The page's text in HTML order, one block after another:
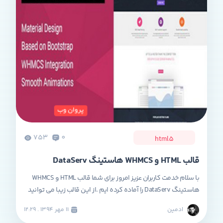
html5
0
753
قالب HTML و WHMCS هاستینگ DataServ
با سلام خدمت کاربران عزیز امروز برای شما قالب HTML و WHMCS
هاستینگ DataServ را آماده کرده ایم .از این قالب زیبا می توانید
در وب سایت هایی با موضوعات میزبانی وب ، سرور مجازی و
اختصاصی استفاده نمایید امکانات طراحی شده توسط فریمورک
ادمین